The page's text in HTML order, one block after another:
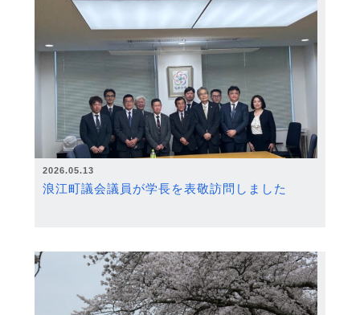
2026.05.13
浪江町議会議員が学長を表敬訪問しました